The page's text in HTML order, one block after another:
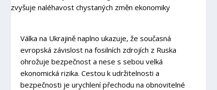
Válka na Ukrajině naplno ukazuje, že současná
evropská závislost na fosilních zdrojích z Ruska
ohrožuje bezpečnost a nese s sebou velká
ekonomická rizika. Cestou k udržitelnosti a
bezpečnosti je urychlení přechodu na obnovitelné